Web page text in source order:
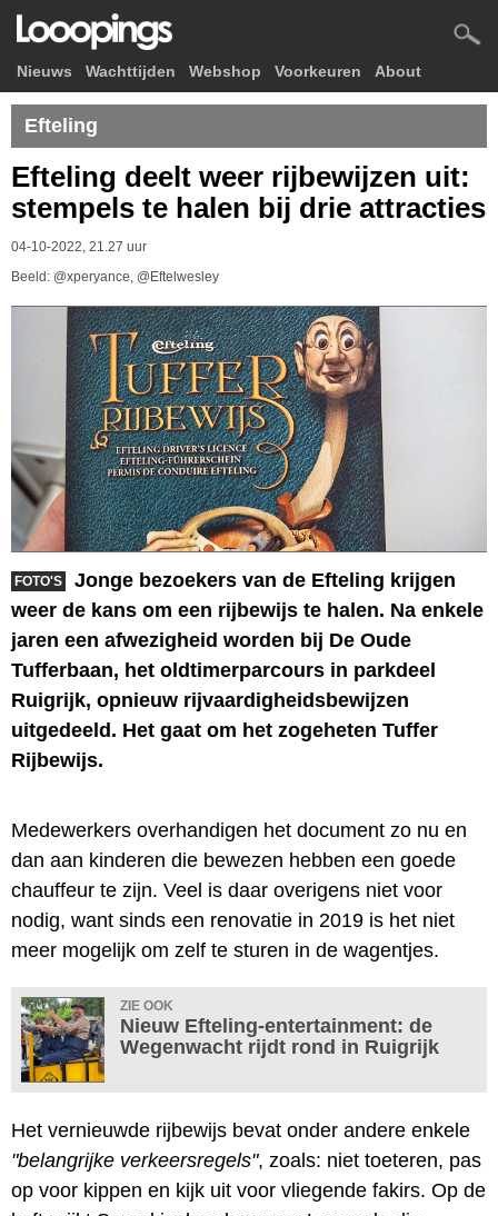
Nieuws Wachttijden Webshop Voorkeuren About
Efteling
Efteling deelt weer rijbewijzen uit:
stempels te halen bij drie attracties
04-10-2022, 21.27 uur
Beeld: @xperyance, @Eftelwesley
FOTO'S
Jonge bezoekers van de Efteling krijgen
weer de kans om een rijbewijs te halen. Na enkele
jaren een afwezigheid worden bij De Oude
Tufferbaan, het oldtimerparcours in parkdeel
Ruigrijk, opnieuw rijvaardigheidsbewijzen
uitgedeeld. Het gaat om het zogeheten Tuffer
Rijbewijs.
Medewerkers overhandigen het document zo nu en
dan aan kinderen die bewezen hebben een goede
chauffeur te zijn. Veel is daar overigens niet voor
nodig, want sinds een renovatie in 2019 is het niet
meer mogelijk om zelf te sturen in de wagentjes.
ZIE OOK
Nieuw Efteling-entertainment: de
Wegenwacht rijdt rond in Ruigrijk
Het vernieuwde rijbewijs bevat onder andere enkele
"belangrijke verkeersregels", zoals: niet toeteren, pas
op voor kippen en kijk uit voor vliegende fakirs. Op de